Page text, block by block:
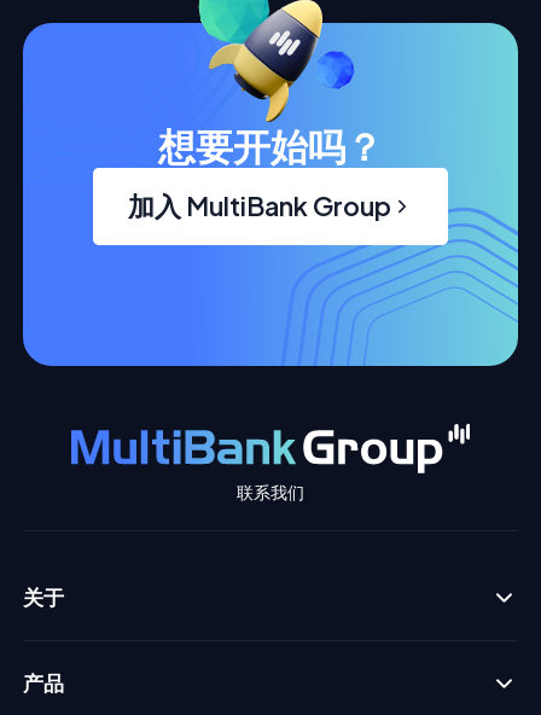
想要开始吗？
加入 MultiBank Group
联系我们
关于
产品